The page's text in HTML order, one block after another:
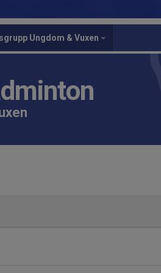
Ungdom & Vuxen